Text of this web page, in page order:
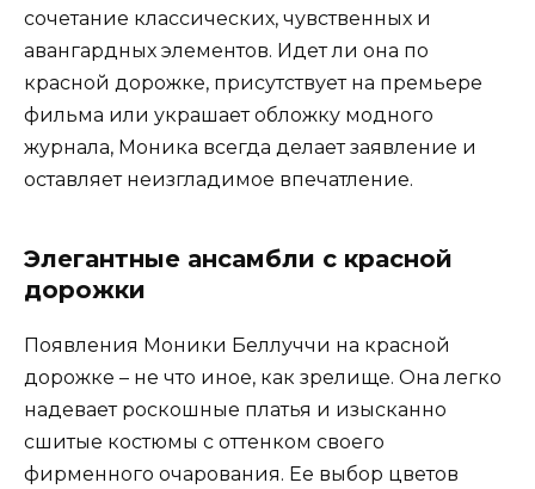
сочетание классических, чувственных и
авангардных элементов. Идет ли она по
красной дорожке, присутствует на премьере
фильма или украшает обложку модного
журнала, Моника всегда делает заявление и
оставляет неизгладимое впечатление.
Элегантные ансамбли с красной
дорожки
Появления Моники Беллуччи на красной
дорожке – не что иное, как зрелище. Она легко
надевает роскошные платья и изысканно
сшитые костюмы с оттенком своего
фирменного очарования. Ее выбор цветов